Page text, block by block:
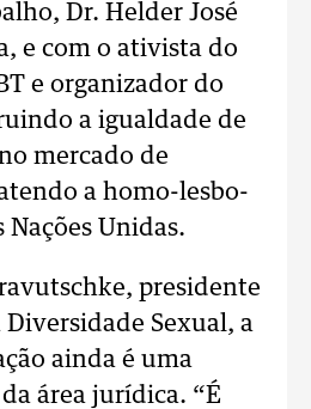
Dr. Helder José
e com o ativista do
e organizador do
a igualdade de
mercado de
a homo-lesbo-
Unidas.
presidente
Diversidade Sexual, a
ainda é uma
área jurídica. “É